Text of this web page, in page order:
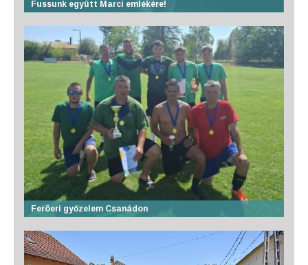
Fussunk együtt Marci emlékére!
Feröeri győzelem Csanádon